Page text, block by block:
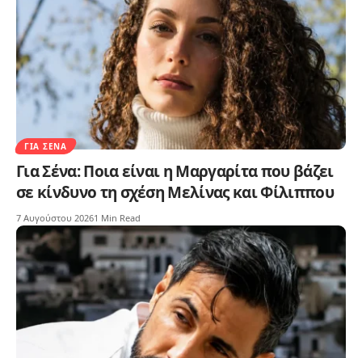
ΓΙΑ ΣΈΝΑ
Για Σένα: Ποια είναι η Μαργαρίτα που βάζει
σε κίνδυνο τη σχέση Μελίνας και Φίλιππου
7 Αυγούστου 20261 Min Read